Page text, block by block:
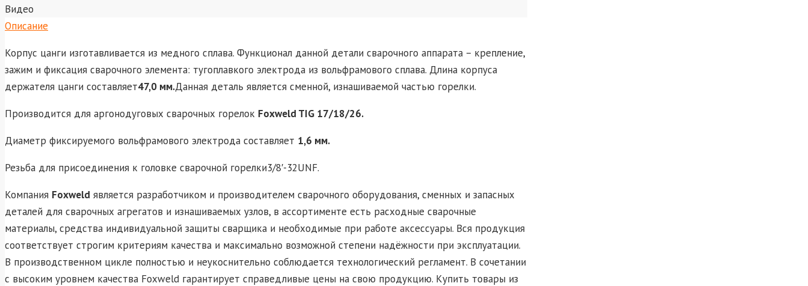
Видео
Описание
Корпус цанги изготавливается из медного сплава. Функционал данной детали сварочного аппарата – крепление,
зажим и фиксация сварочного элемента: тугоплавкого электрода из вольфрамового сплава. Длина корпуса
держателя цанги составляет47,0 мм.Данная деталь является сменной, изнашиваемой частью горелки.
Производится для аргонодуговых сварочных горелок Foxweld TIG 17/18/26.
Диаметр фиксируемого вольфрамового электрода составляет 1,6 мм.
Резьба для присоединения к головке сварочной горелки3/8′-32UNF.
Компания Foxweld является разработчиком и производителем сварочного оборудования, сменных и запасных
деталей для сварочных агрегатов и изнашиваемых узлов, в ассортименте есть расходные сварочные
материалы, средства индивидуальной защиты сварщика и необходимые при работе аксессуары. Вся продукция
соответствует строгим критериям качества и максимально возможной степени надёжности при эксплуатации.
В производственном цикле полностью и неукоснительно соблюдается технологический регламент. В сочетании
с высоким уровнем качества Foxweld гарантирует справедливые цены на свою продукцию. Купить товары из